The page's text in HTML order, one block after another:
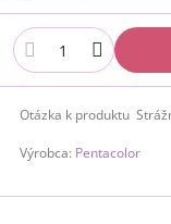
Otázka k produktu
Výrobca: Pentacolor